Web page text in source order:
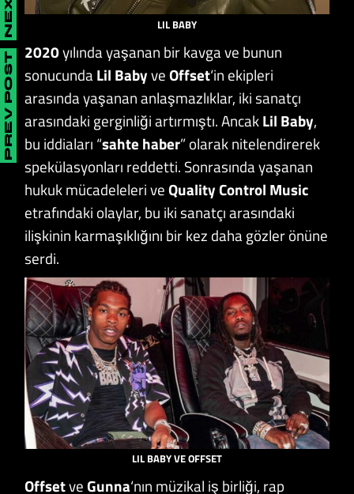
LIL BABY
2020yılında yaşanan bir kavga ve bunun
sonucundaLil BabyveOffset‘in ekipleri
arasında yaşanan anlaşmazlıklar, iki sanatçı
arasındaki gerginliği artırmıştı. AncakLil Baby,
bu iddiaları “sahte haber” olarak nitelendirerek
spekülasyonları reddetti. Sonrasında yaşanan
hukuk mücadeleleri veQuality Control Music
etrafındaki olaylar, bu iki sanatçı arasındaki
ilişkinin karmaşıklığını bir kez daha gözler önüne
serdi.
LIL BABY VE OFFSET
OffsetveGunna‘nın müzikal iş birliği, rap
PREV POST